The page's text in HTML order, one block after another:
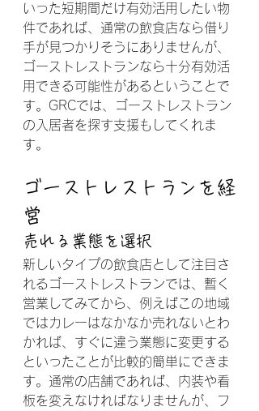
いった短期間だけ有効活用したい物
件であれば、通常の飲食店なら借り
手が見つかりそうにありませんが、
ゴーストレストランなら十分有効活
用できる可能性があるということで
す。GRCでは、ゴーストレストラン
の入居者を探す支援もしてくれま
す。
ゴーストレストランを経
営
売れる業態を選択
新しいタイプの飲食店として注目さ
れるゴーストレストランでは、暫く
営業してみてから、例えばこの地域
ではカレーはなかなか売れないとわ
かれば、すぐに違う業態に変更する
といったことが比較的簡単にできま
す。通常の店舗であれば、内装や看
板を変えなければなりませんが、フ